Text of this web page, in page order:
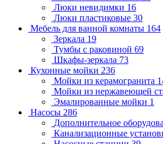
Люки невидимки 16
Люки пластиковые 30
Мебель для ванной комнаты 164
Зеркала 19
Тумбы с раковиной 69
Шкафы-зеркала 73
Кухонные мойки 236
Мойки из керамогранита
Мойки из нержавеющей
Эмалированные мойки 1
Насосы 286
Дополнительное
Канализационные